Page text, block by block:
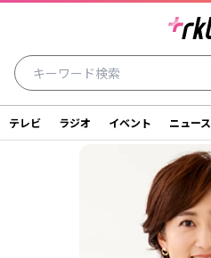
テレビ ラジオ
スポーツ
アナウンサー
テレビ ラジオ イベント ニュース